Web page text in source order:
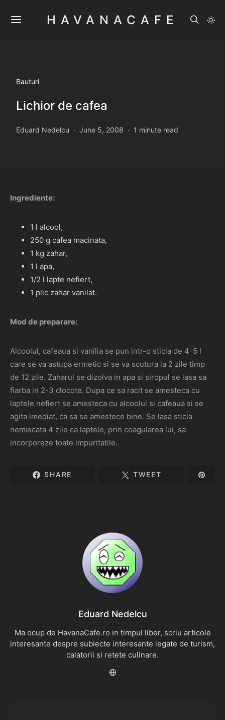
HAVANACAFE
Bauturi
Lichior de cafea
Eduard Nedelcu June 5, 2008 1 minute read
Ingrediente:
1 l alcool,
250 g cafea macinata,
1 kg zahar,
1 l apa,
1/2 l lapte nefiert,
1 plic zahar vanilat.
Mod de preparare:
Alcoolul, cafeaua si vanilia se pun intr-o sticla de 4-5 l
care se va astupa ermetic si se va scutura la 2 zile timp
de 12 zile. Zaharul se dizolva in apa si siropul se lasa sa
fiarba in 2-3 clocote. Dupa ce sa racit se amesteca cu
laptele nefiert se amesteca cu alcoolul si cafeaua si se
agita imediat, ca sa se amestece bine. Se lasa sticla
nemiscata 4 zile ca laptele, prin coagularea lui, sa
incorporeze toate impuritatile.
SHARE TWEET
Eduard Nedelcu
Ma ocup de HavanaCafe.ro in timpul liber, scriu articole
interesante despre subiecte interesante legate de turism,
calatorii si retete culinare.